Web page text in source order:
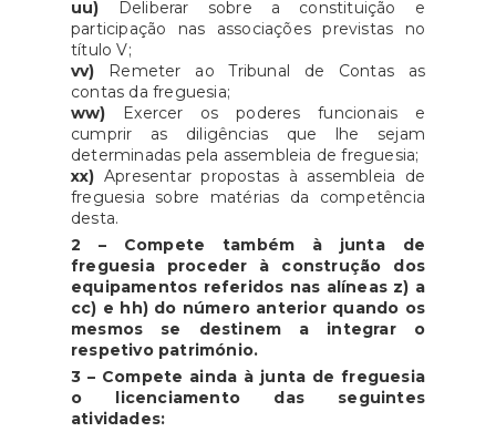
uu) Deliberar sobre a constituição e
participação nas associações previstas no
título V;
vv) Remeter ao Tribunal de Contas as
contas da freguesia;
ww) Exercer os poderes funcionais e
cumprir as diligências que lhe sejam
determinadas pela assembleia de freguesia;
xx) Apresentar propostas à assembleia de
freguesia sobre matérias da competência
desta.
2 – Compete também à junta de
freguesia proceder à construção dos
equipamentos referidos nas alíneas z) a
cc) e hh) do número anterior quando os
mesmos se destinem a integrar o
respetivo património.
3 – Compete ainda à junta de freguesia
o licenciamento das seguintes
atividades: